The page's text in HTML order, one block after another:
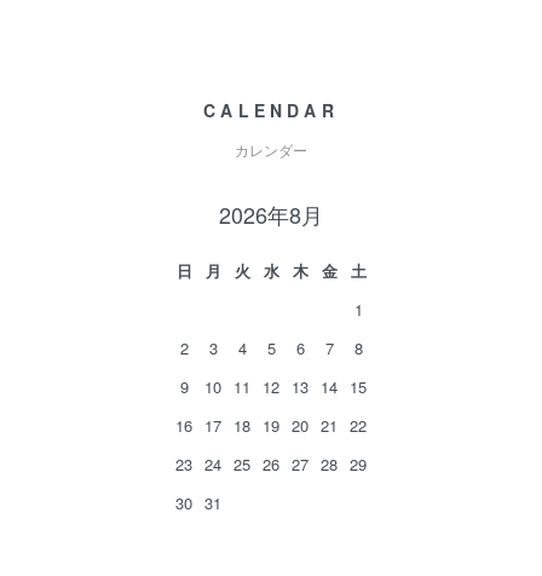
CALENDAR
カレンダー
2026年8月
日 月 火 水 木 金
土
1
2
3 4 5 6 7
8
9
10 11 12 13 14 15
16 17 18 19 20 21
22
23 24 25 26 27 28 29
30 31